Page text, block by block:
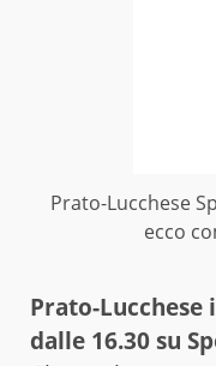
Prato-Lucchese
ecco
Prato-
dalle 16.30 su